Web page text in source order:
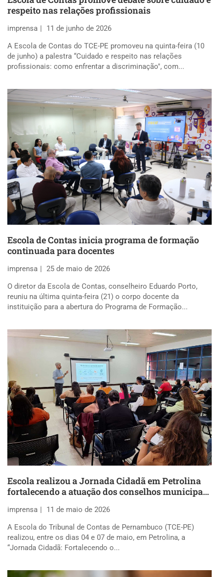
respeito nas relações profissionais
imprensa
11 de junho de 2026
A Escola de Contas do TCE-PE promoveu na quinta-feira (10
de junho) a palestra “Cuidado e respeito nas relações
profissionais: como enfrentar a discriminação", com...
Escola de Contas inicia programa de formação
continuada para docentes
imprensa
25 de maio de 2026
O diretor da Escola de Contas, conselheiro Eduardo Porto,
reuniu na última quinta-feira (21) o corpo docente da
instituição para a abertura do Programa de Formação...
Escola realizou a Jornada Cidadã em Petrolina
fortalecendo a atuação dos conselhos municipais
imprensa
11 de maio de 2026
A Escola do Tribunal de Contas de Pernambuco (TCE-PE)
realizou, entre os dias 04 e 07 de maio, em Petrolina, a
“Jornada Cidadã: Fortalecendo o...